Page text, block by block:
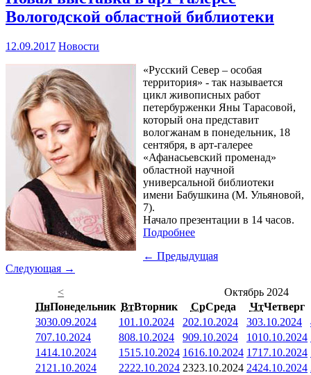
Вологодской областной библиотеки
12.09.2017 Новости
«Русский Север – особая
территория» - так называется
цикл живописных работ
петербурженки Яны Тарасовой,
который она представит
вологжанам в понедельник, 18
сентября, в арт-галерее
«Афанасьевский променад»
областной научной
универсальной библиотеки
имени Бабушкина (М. Ульяновой,
7).
Начало презентации в 14 часов.
Подробнее
← Предыдущая
Следующая →
<
Октябрь 2024
ПнПонедельник ВтВторник СрСреда ЧтЧетверг
3030.09.2024 101.10.2024 202.10.2024 303.10.2024
707.10.2024 808.10.2024 909.10.2024 1010.10.2024
1414.10.2024 1515.10.2024 1616.10.2024 1717.10.2024
21 21.10.2024 2222.10.2024 2323.10.2024 2424.10.2024